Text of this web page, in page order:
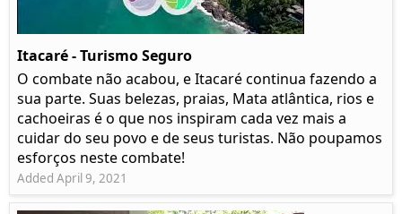
Itacaré - Turismo Seguro
O combate não acabou, e Itacaré continua fazendo a
sua parte. Suas belezas, praias, Mata atlântica, rios e
cachoeiras é o que nos inspiram cada vez mais a
cuidar do seu povo e de seus turistas. Não poupamos
esforços neste combate!
Added April 9, 2021